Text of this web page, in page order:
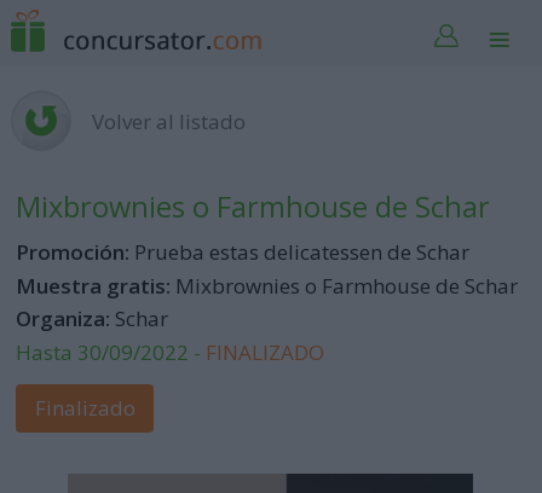
Volver al listado
Mixbrownies o Farmhouse de Schar
Promoción: Prueba estas delicatessen de Schar
Muestra gratis: Mixbrownies o Farmhouse de Schar
Organiza: Schar
Hasta 30/09/2022 - FINALIZADO
Finalizado